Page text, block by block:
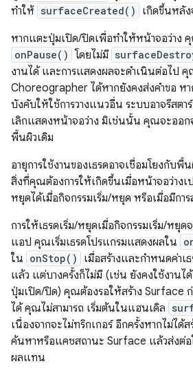
ทำให้ surfaceCreated() เกิดขึ้นหลัง
หากแตะปุ่มเปิด/ปิดเพื่อทำให้หน้าจอว่าง
onPause() โดยไม่มี
งานได้ และการแสดงผลจะดำเนินต่อไป
Choreographer ได้หากยังคงส่งคำขอ
บังคับให้ใช้การวางแนวอื่น ระบบอาจรีสต
เลิกแสดงหน้าจอว่าง มิเช่นนั้น คุณจะออก
พื้นผิวเดิม
อายุการใช้งานของเธรดอาจเชื่อมโยงกับ
สิ่งที่คุณต้องการให้เกิดขึ้นเมื่อหน้าจอว่างเป
หยุดได้เมื่อกิจกรรมเริ่ม/หยุด หรือเมื่อมีกา
การให้เธรดเริ่ม/หยุดเมื่อกิจกรรมเริ่ม/หยุด
แอป คุณเริ่มเธรดโปรแกรมแสดงผลใน
ใน onStop()
เมื่อสร้างและกำหนดค่าเ
แล้ว แต่บางครั้งก็ไม่มี (เช่น ยังคงใช้งาน
ปุ่มเปิด/ปิด) คุณต้องรอให้สร้าง Surface
ได้ คุณไม่สามารถ เริ่มต้นในแฮนเดิล
เนื่องจากจะไม่ทริกเกอร์ อีกครั้งหากไม่ได้
ค้นหาหรือแคชสถานะ Surface แล้วส่งต่อ
ผลแทน